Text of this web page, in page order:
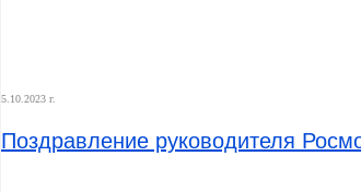
5.10.2023 г.
Поздравление руководителя